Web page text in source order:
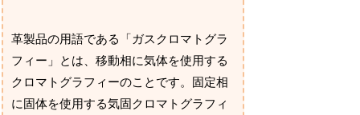
革製品の用語である「ガスクロマトグラ
フィー」とは、移動相に気体を使用する
クロマトグラフィーのことです。固定相
に固体を使用する気固クロマトグラフィ